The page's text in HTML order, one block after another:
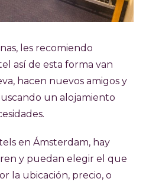
les recomiendo
así de esta forma van
hacen nuevos amigos y
un alojamiento
en Ámsterdam, hay
y puedan elegir el que
la ubicación, precio, o